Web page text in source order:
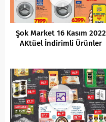
Şok Market 16 Kasım 2022
AKtüel İndirimli Ürünler